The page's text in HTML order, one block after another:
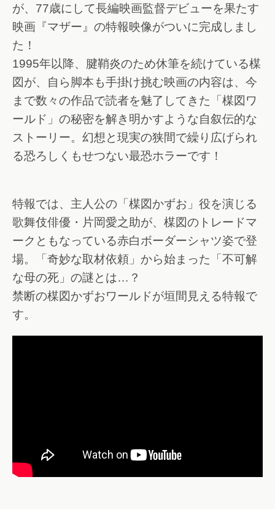
が、77歳にして長編映画監督デビューを果たす
映画『マザー』の特報映像がついに完成しまし
た！
1995年以降、腱鞘炎のため休筆を続けている楳
図が、自ら脚本も手掛け挑む映画の内容は、今
まで数々の作品で読者を魅了してきた「楳図ワ
ールド」の秘密を解き明かすような自叙伝的な
ストーリー。幻想と現実の狭間で繰り広げられ
る恐ろしくもせつない最恐ホラーです！
特報では、主人公の「楳図かずお」役を演じる
歌舞伎俳優・片岡愛之助が、楳図のトレードマ
ークともなっている赤白ボーダーシャツ姿で登
場。「奇妙な取材依頼」から始まった「不可解
な母の死」の謎とは…？
禁断の楳図かずおワールドが垣間見える特報で
す。